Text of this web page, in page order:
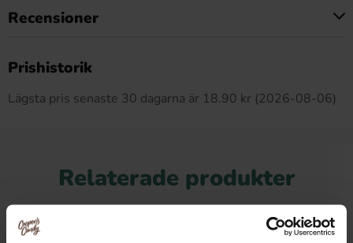
Recensioner
Prishistorik
Lägsta pris senaste 30 dagarna är 18.90 kr (2026-08-06)
Relaterade produkter